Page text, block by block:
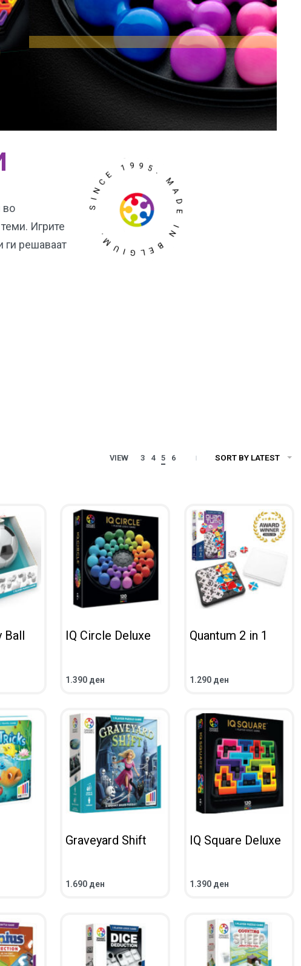
во
Игрите
ги решаваат
SINCE 1995. MADE IN BELGIUM.
VIEW 3 4 5 6 SORT BY LATEST
Ball IQ Circle Deluxe
1.390 ден
ADD TO CART
Quantum 2 in 1
1.290 ден
ADD TO CART
Graveyard Shift
1.690 ден
ADD TO CART
IQ Square Deluxe
1.390 ден
ADD TO CART